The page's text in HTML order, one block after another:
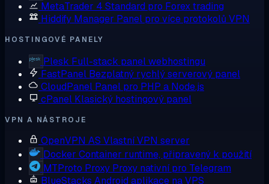
MetaTrader 4 Standard pro Forex trading
Hiddify Manager Panel pro více protokolů VPN
HOSTINGOVÉ PANELY
Plesk Full-stack panel webhostingu
FastPanel Bezplatný rychlý serverový panel
CloudPanel Panel pro PHP a Node.js
cPanel Klasický hostingový panel
VPN A NÁSTROJE
OpenVPN AS Vlastní VPN server
Docker Container runtime, připravený k použití
MTProto Proxy Proxy nativní pro Telegram
BlueStacks Android aplikace na VPS